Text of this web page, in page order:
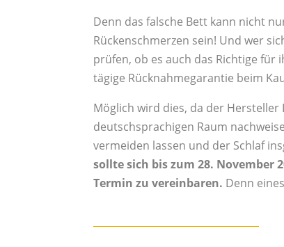
Denn das falsche Bett kann nicht
Rückenschmerzen sein! Und wer
prüfen, ob es auch das Richtige für
tägige Rücknahmegarantie beim
Möglich wird dies, da der
deutschsprachigen Raum
vermeiden lassen und der Schlaf
sollte sich bis zum28. November
Termin zu vereinbaren. Denn